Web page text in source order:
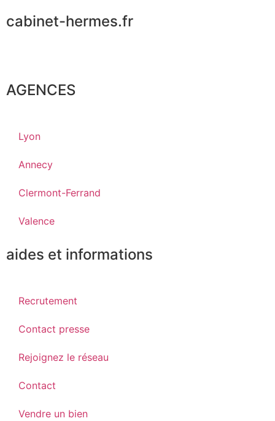
cabinet-hermes.fr
AGENCES
Lyon
Annecy
Clermont-Ferrand
Valence
aides et informations
Recrutement
Contact presse
Rejoignez le réseau
Contact
Vendre un bien